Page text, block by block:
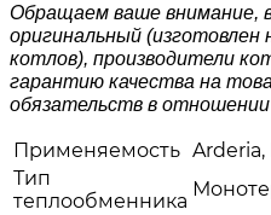
Обращаем ваше внимание,
оригинальный (изготовлен
котлов), производители
гарантию качества на
обязательств в
Применяемость
Тип
теплообменника